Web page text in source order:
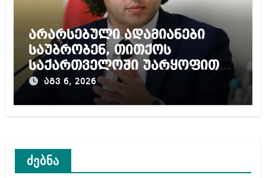
არარსებული ადამიანები
საუბრობენ, თითქოს
საქართველოში უარყოფითი
გარემოა შექმნილი რუსი
ტურისტებისთვის, ჩვენი კარი
აგვ 6, 2026
ძებნა